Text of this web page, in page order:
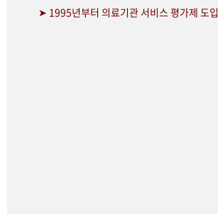
➤ 1995년부터 의료기관 서비스 평가제 도입